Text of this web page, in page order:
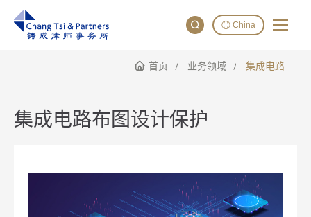
China
English
首页 业务领域
集成电路布图设计保护